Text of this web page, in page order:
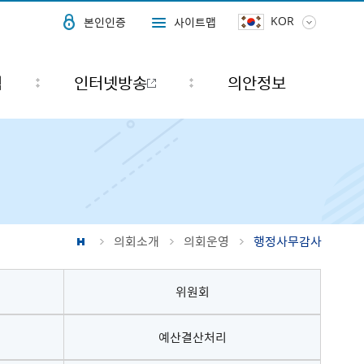
본인인증 사이트맵 KOR
인터넷방송 의안정보
의회소개 의회운영 행정사무감사
위원회
예산결산처리